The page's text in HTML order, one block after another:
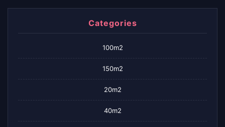
Categories
100m2
150m2
20m2
40m2